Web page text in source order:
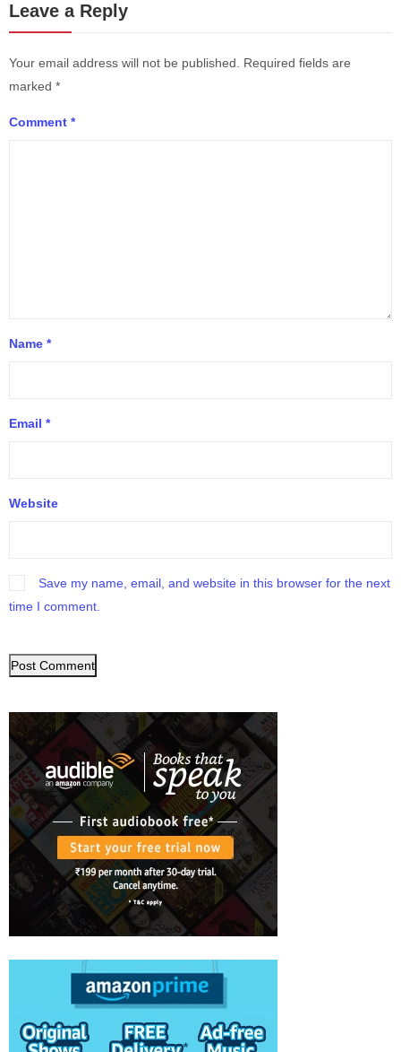
Leave a Reply
Your email address will not be published.
Required fields are
marked *
Comment *
Name *
Email *
Website
Save my name, email, and website in this browser for the next
time I comment.